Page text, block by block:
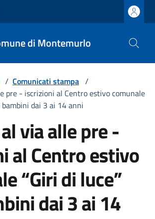
di Montemurlo
/ Comunicati stampa /
pre - iscrizioni al Centro estivo comunale
bambini dai 3 ai 14 anni
via alle pre -
al Centro estivo
“Giri di luce”
dai 3 ai 14